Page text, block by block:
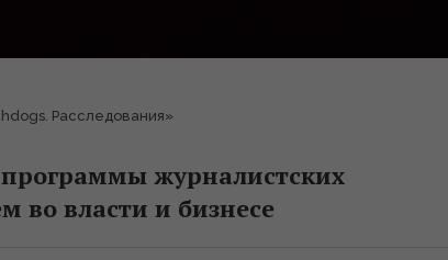
Расследования»
журналистских
во власти и бизнесе